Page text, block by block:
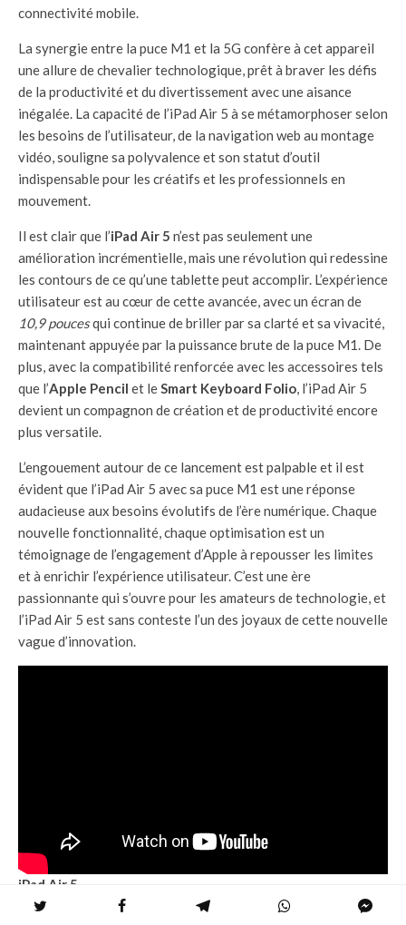
connectivité mobile.
La synergie entre la puce M1 et la 5G confère à cet appareil
une allure de chevalier technologique, prêt à braver les défis
de la productivité et du divertissement avec une aisance
inégalée. La capacité de l’iPad Air 5 à se métamorphoser selon
les besoins de l’utilisateur, de la navigation web au montage
vidéo, souligne sa polyvalence et son statut d’outil
indispensable pour les créatifs et les professionnels en
mouvement.
Il est clair que l’iPad Air 5 n’est pas seulement une
amélioration incrémentielle, mais une révolution qui redessine
les contours de ce qu’une tablette peut accomplir. L’expérience
utilisateur est au cœur de cette avancée, avec un écran de
10,9 poucesqui continue de briller par sa clarté et sa vivacité,
maintenant appuyée par la puissance brute de la puce M1. De
plus, avec la compatibilité renforcée avec les accessoires tels
que l’Apple Pencil et leSmart Keyboard Folio, l’iPad Air 5
devient un compagnon de création et de productivité encore
plus versatile.
L’engouement autour de ce lancement est palpable et il est
évident que l’iPad Air 5 avec sa puce M1 est une réponse
audacieuse aux besoins évolutifs de l’ère numérique. Chaque
nouvelle fonctionnalité, chaque optimisation est un
témoignage de l’engagement d’Apple à repousser les limites
et à enrichir l’expérience utilisateur. C’est une ère
passionnante qui s’ouvre pour les amateurs de technologie, et
l’iPad Air 5 est sans conteste l’un des joyaux de cette nouvelle
vague d’innovation.
iPad Air 5